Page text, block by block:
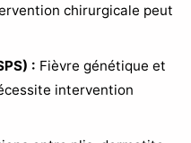
chirurgicale peut
: Fièvre génétique et
intervention